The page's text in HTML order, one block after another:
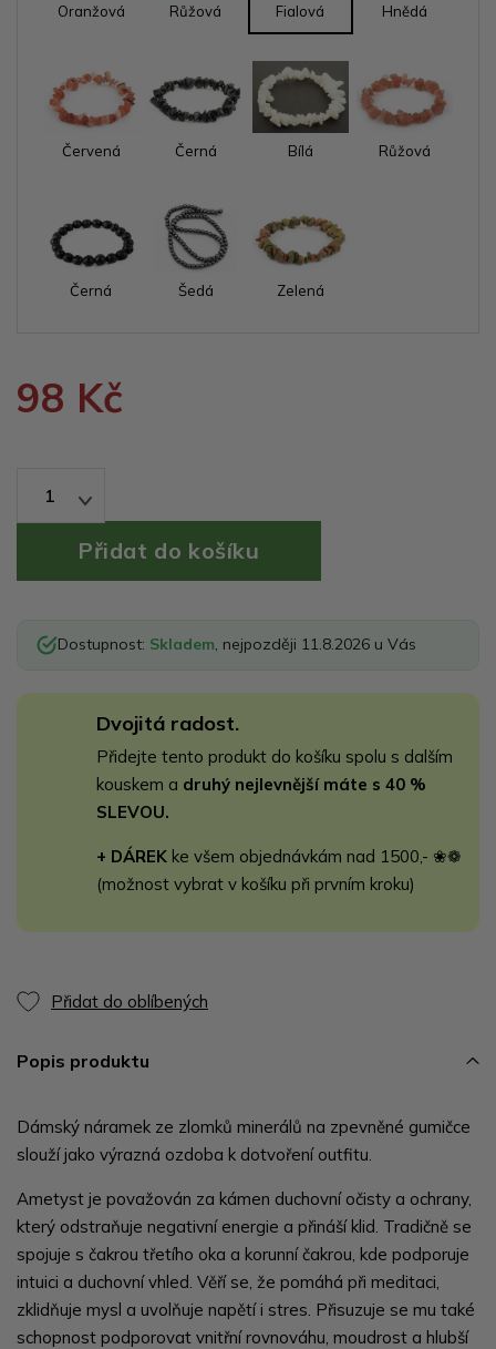
Oranžová Růžová Fialová Hnědá
Červená Černá Bílá Růžová
Černá Šedá Zelená
98 Kč
1
Dostupnost: Skladem, nejpozději 11.8.2026 u Vás
Dvojitá radost.
Přidejte tento produkt do košíku spolu s dalším
kouskem a druhý nejlevnější máte s 40 %
SLEVOU.
+ DÁREK ke všem objednávkám nad 1500,- ❀❁
(možnost vybrat v košíku při prvním kroku)
Přidat do oblíbených
Popis produktu
Dámský náramek ze zlomků minerálů na zpevněné gumičce
slouží jako výrazná ozdoba k dotvoření outfitu.
Ametyst je považován za kámen duchovní očisty a ochrany,
který odstraňuje negativní energie a přináší klid. Tradičně se
spojuje s čakrou třetího oka a korunní čakrou, kde podporuje
intuici a duchovní vhled. Věří se, že pomáhá při meditaci,
zklidňuje mysl a uvolňuje napětí i stres. Přisuzuje se mu také
schopnost podporovat vnitřní rovnováhu, moudrost a hlubší